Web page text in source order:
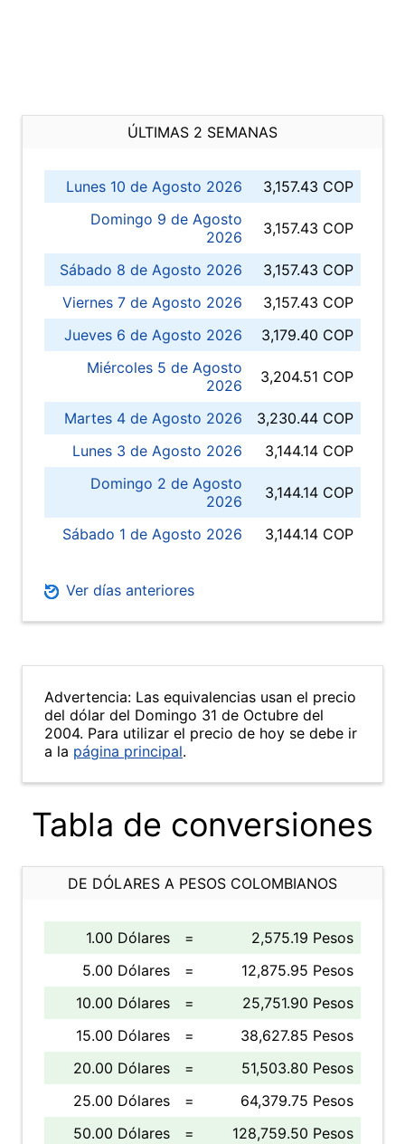
ÚLTIMAS 2 SEMANAS
Lunes 10 de Agosto 2026
3,157.43 COP
Domingo 9 de Agosto
2026
3,157.43 COP
Sábado 8 de Agosto 2026
3,157.43 COP
Viernes 7 de Agosto 2026
3,157.43 COP
Jueves 6 de Agosto 2026
3,179.40 COP
Miércoles 5 de Agosto
2026
3,204.51 COP
Martes 4 de Agosto 2026
3,230.44 COP
Lunes 3 de Agosto 2026
3,144.14 COP
Domingo 2 de Agosto
2026
3,144.14 COP
Sábado 1 de Agosto 2026 3,144.14 COP
Ver días anteriores
Advertencia: Las equivalencias usan el precio
del dólar del Domingo 31 de Octubre del
2004. Para utilizar el precio de hoy se debe ir
a la página principal.
Tabla de conversiones
DE DÓLARES A PESOS COLOMBIANOS
1.00 Dólares =
2,575.19 Pesos
5.00 Dólares
=
12,875.95 Pesos
10.00 Dólares
=
25,751.90 Pesos
15.00 Dólares
=
38,627.85 Pesos
20.00 Dólares
=
51,503.80 Pesos
25.00 Dólares
=
64,379.75 Pesos
50.00 Dólares
=
128,759.50 Pesos